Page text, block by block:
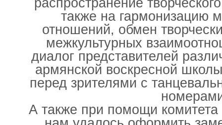
распространение
также на гармонизацию
отношений, обмен
межкультурных
диалог представителей
армянской воскресной
перед зрителями с
А также при помощи